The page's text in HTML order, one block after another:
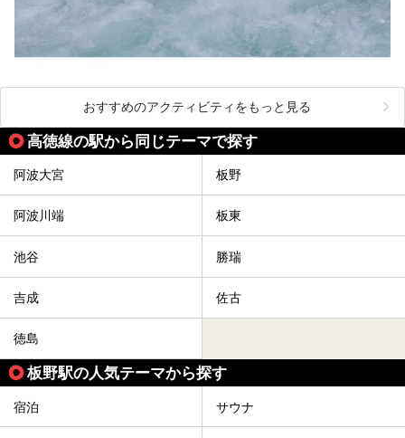
おすすめのアクティビティをもっと見る
高徳線の駅から同じテーマで探す
阿波大宮 板野
阿波川端 板東
池谷 勝瑞
吉成 佐古
徳島
板野駅の人気テーマから探す
宿泊 サウナ